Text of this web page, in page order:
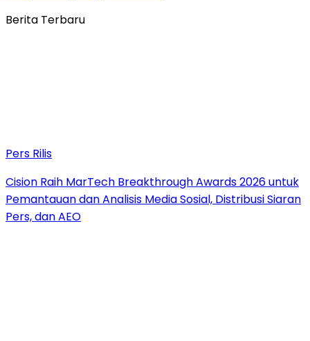
Berita Terbaru
Pers Rilis
Cision Raih MarTech Breakthrough Awards 2026 untuk
Pemantauan dan Analisis Media Sosial, Distribusi Siaran
Pers, dan AEO